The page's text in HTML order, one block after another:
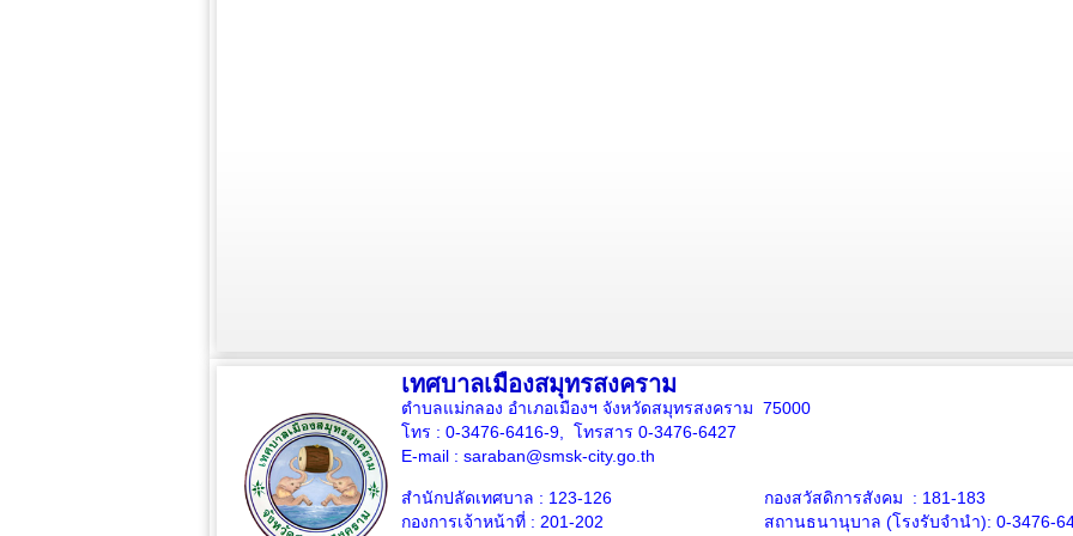
เทศบาลเมืองสมุทรสงคราม
ตำบลแม่กลอง อำเภอเมืองฯ จังหวัดสมุทรสงคราม 75000
โทร : 0-3476-6416-9, โทรสาร 0-3476-6427
E-mail : saraban@smsk-city.go.th
สำนักปลัดเทศบาล : 123-126
กองการเจ้าหน้าที่ : 201-202
กองสวัสดิการสังคม : 181-183
สถานธนานุบาล (โรงรับจำนำ): 0-3476-